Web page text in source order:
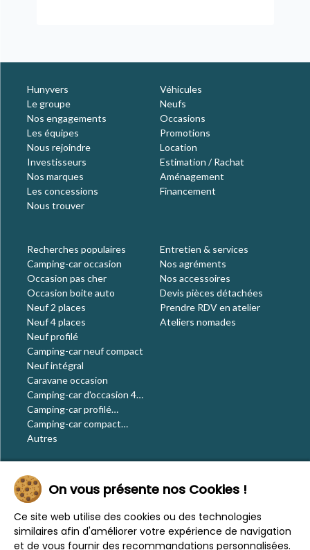
Hunyvers
Le groupe
Nos engagements
Les équipes
Nous rejoindre
Investisseurs
Nos marques
Les concessions
Nous trouver
Véhicules
Neufs
Occasions
Promotions
Location
Estimation / Rachat
Aménagement
Financement
Recherches populaires
Camping-car occasion
Occasion pas cher
Occasion boite auto
Neuf 2 places
Neuf 4 places
Neuf profilé
Camping-car neuf compact
Neuf intégral
Caravane occasion
Camping-car d'occasion 4
places
Camping-car profilé
occasion
Camping-car compact
occasion
Autres
Entretien & services
Nos agréments
Nos accessoires
Devis pièces détachées
Prendre RDV en atelier
Ateliers nomades
Le blog
Actualités
Évènements
Nos conseils
Vos voyages
On vous présente nos Cookies !
Ce site web utilise des cookies ou des technologies
similaires afin d'améliorer votre expérience de navigation
et de vous fournir des recommandations personnalisées.